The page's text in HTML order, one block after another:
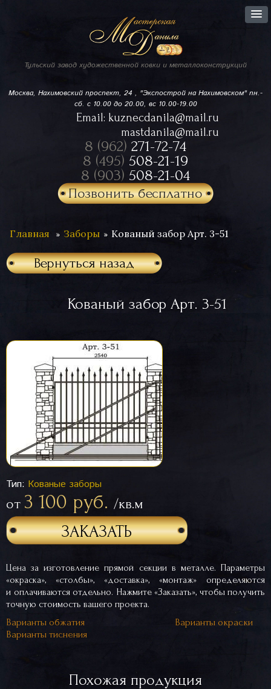
Тульский завод художественной ковки и металлоконструкций
Москва, Нахимовский проспект, 24 , "Экспострой на Нахимовском"пн.-
сб. с 10.00 до 20.00, вс 10.00-19.00
Email: kuznecdanila@mail.ru
mastdanila@mail.ru
8 (962) 271-72-74
8 (495) 508-21-19
8 (903) 508-21-04
Позвонить бесплатно
Главная Заборы Кованый забор Арт. 3-51
Вернуться назад
Кованый забор Арт. 3-51
Тип: Кованые заборы
от 3 100 руб. /кв.м
ЗАКАЗАТЬ
Цена за изготовление прямой секции в металле. Параметры
«окраска», «столбы», «доставка», «монтаж» определяются
и оплачиваются отдельно. Нажмите «Заказать», чтобы получить
точную стоимость вашего проекта.
Варианты обжатия
Варианты окраски
Варианты тиснения
Похожая продукция